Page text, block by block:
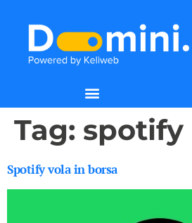
Tag: spotify
Spotify vola in borsa